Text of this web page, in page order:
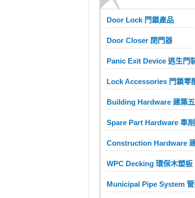
Door Lock 門鎖產品
Door Closer 閉門器
Panic Exit Device 逃生門
Lock Accessories 門鎖零
Building Hardware 建築
Spare Part Hardware 車
Construction Hardware
WPC Decking 環保木塑板
Municipal Pipe System 管